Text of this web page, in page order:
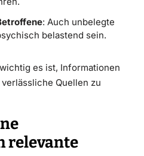
: Auch unbelegte
belastend sein.
es ist, Informationen
Quellen zu
relevante